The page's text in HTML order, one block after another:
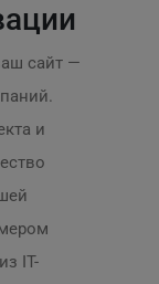
сайт —
и
IT-